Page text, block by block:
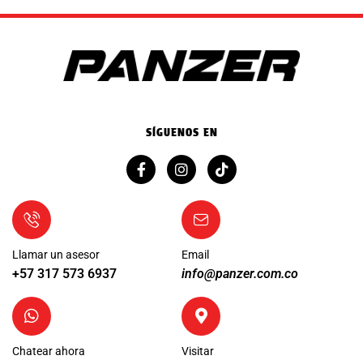
SÍGUENOS EN
Llamar un asesor
+57 317 573 6937
Chatear ahora
Email
info@panzer.com.co
Visitar